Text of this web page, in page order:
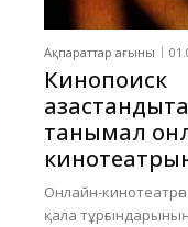
Ақпараттар ағыны
Кинопоиск
танымал
Онлайн-
қала